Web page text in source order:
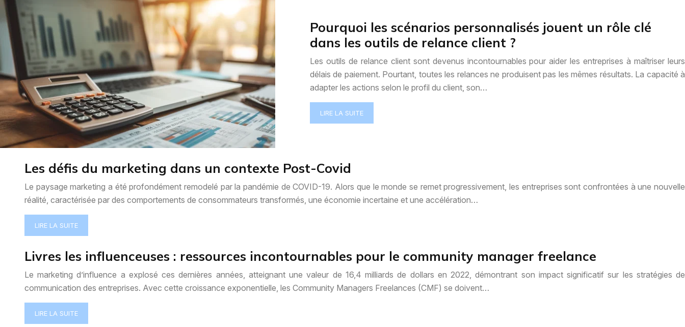
Pourquoi les scénarios personnalisés jouent un rôle clé
dans les outils de relance client ?
Les outils de relance client sont devenus incontournables pour aider les entreprises à maîtriser leurs
délais de paiement. Pourtant, toutes les relances ne produisent pas les mêmes résultats. La capacité à
adapter les actions selon le profil du client, son…
LIRE LA SUITE
Les défis du marketing dans un contexte Post-Covid
Le paysage marketing a été profondément remodelé par la pandémie de COVID-19. Alors que le monde se remet progressivement, les entreprises sont confrontées à une nouvelle
réalité, caractérisée par des comportements de consommateurs transformés, une économie incertaine et une accélération…
LIRE LA SUITE
Livres les influenceuses : ressources incontournables pour le community manager freelance
Le marketing d’influence a explosé ces dernières années, atteignant une valeur de 16,4 milliards de dollars en 2022, démontrant son impact significatif sur les stratégies de
communication des entreprises. Avec cette croissance exponentielle, les Community Managers Freelances (CMF) se doivent…
LIRE LA SUITE